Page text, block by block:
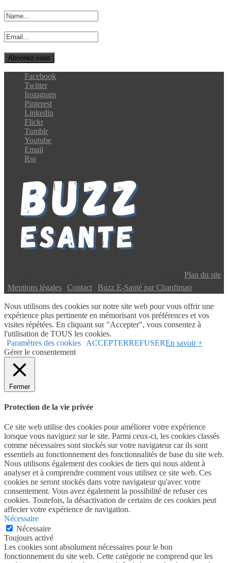
Facebook
Twitter
Instagram
Pinterest
Linkedin
Flickr
Tumblr
Youtube
Email
Rss
Plan du site
Mentions légales Contact Buzz E-Santé par Chanfimao
Nous utilisons des cookies sur notre site web pour vous offrir une
expérience plus pertinente en mémorisant vos préférences et vos
visites répétées. En cliquant sur "Accepter", vous consentez à
l'utilisation de TOUS les cookies.
Paramètres des cookies
ACCEPTERREFUSEREn savoir +
Gérer le consentement
Fermer
Protection de la vie privée
Ce site web utilise des cookies pour améliorer votre expérience
lorsque vous naviguez sur le site. Parmi ceux-ci, les cookies classés
comme nécessaires sont stockés sur votre navigateur car ils sont
essentiels au fonctionnement des fonctionnalités de base du site web.
Nous utilisons également des cookies de tiers qui nous aident à
analyser et à comprendre comment vous utilisez ce site web. Ces
cookies ne seront stockés dans votre navigateur qu'avec votre
consentement. Vous avez également la possibilité de refuser ces
cookies. Toutefois, la désactivation de certains de ces cookies peut
affecter votre expérience de navigation.
Nécessaire
Nécessaire
Toujours activé
Les cookies sont absolument nécessaires pour le bon
fonctionnement du site web. Cette catégorie ne comprend que les